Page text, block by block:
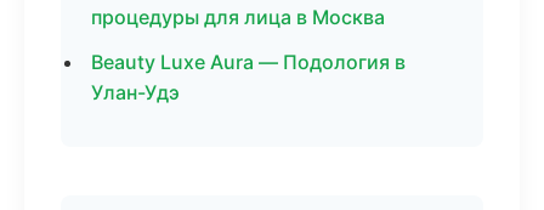
процедуры для лица в Москва
Beauty Luxe Aura — Подология в
Улан-Удэ